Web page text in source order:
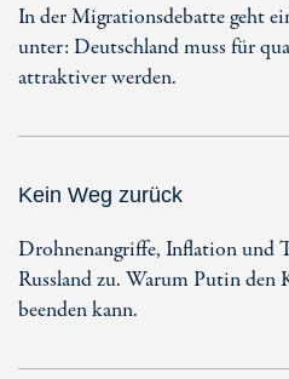
In der Migrationsdebatte geht
unter: Deutschland muss für
attraktiver werden.
Kein Weg zurück
Drohnenangriffe, Inflation und
Russland zu. Warum Putin
beenden kann.